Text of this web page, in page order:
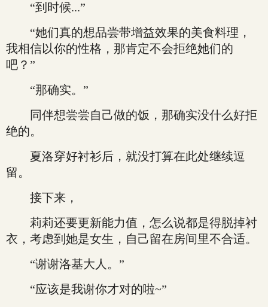
“到时候...”
“她们真的想品尝带增益效果的美食料理，
我相信以你的性格，那肯定不会拒绝她们的
吧？”
“那确实。”
同伴想尝尝自己做的饭，那确实没什么好拒
绝的。
夏洛穿好衬衫后，就没打算在此处继续逗
留。
接下来，
莉莉还要更新能力值，怎么说都是得脱掉衬
衣，考虑到她是女生，自己留在房间里不合适。
“谢谢洛基大人。”
“应该是我谢你才对的啦~”